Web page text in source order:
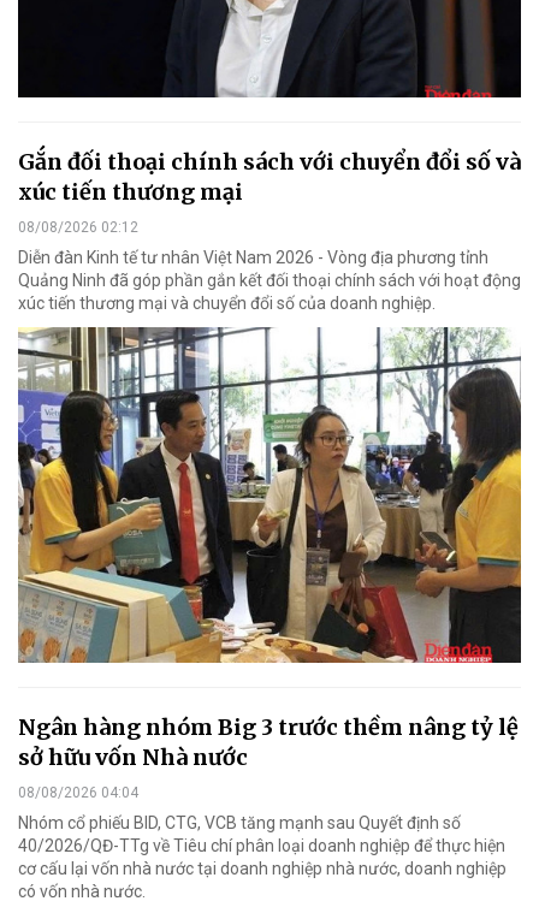
Gắn đối thoại chính sách với chuyển đổi số và
xúc tiến thương mại
08/08/2026 02:12
Diễn đàn Kinh tế tư nhân Việt Nam 2026 - Vòng địa phương tỉnh
Quảng Ninh đã góp phần gắn kết đối thoại chính sách với hoạt động
xúc tiến thương mại và chuyển đổi số của doanh nghiệp.
Ngân hàng nhóm Big 3 trước thềm nâng tỷ lệ
sở hữu vốn Nhà nước
08/08/2026 04:04
Nhóm cổ phiếu BID, CTG, VCB tăng mạnh sau Quyết định số
40/2026/QĐ-TTg về Tiêu chí phân loại doanh nghiệp để thực hiện
cơ cấu lại vốn nhà nước tại doanh nghiệp nhà nước, doanh nghiệp
có vốn nhà nước.